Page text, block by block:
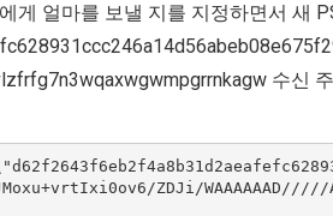
게 얼마를 보낼 지를 지정하면서 새
수신
ZDJi/